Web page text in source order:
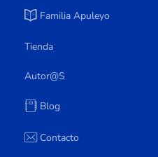
Familia Apuleyo
Tienda
Autor@s
Blog
Contacto